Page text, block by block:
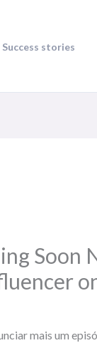
Success stories
Soon
mais um